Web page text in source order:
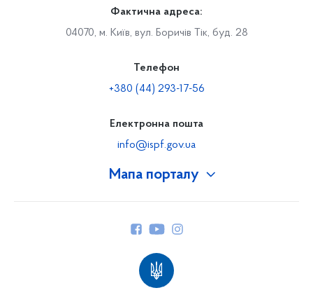
Мапа порталу
Фактична адреса:
04070, м. Київ, вул. Боричів Тік, буд. 28
Телефон
+380 (44) 293-17-56
Електронна пошта
info@ispf.gov.ua